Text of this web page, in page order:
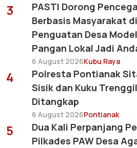
3
PASTI Dorong
Berbasis Masyarakat
Penguatan Desa
Pangan Lokal Jadi
6 August 2026Kubu Raya
4
Polresta Pontianak
Sisik dan Kuku
Ditangkap
6 August 2026Pontianak
5
Dua Kali Perpanjang
Pilkades PAW Desa